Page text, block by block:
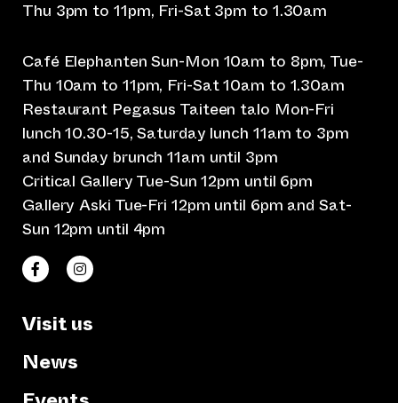
Thu 3pm to 11pm, Fri-Sat 3pm to 1.30am
Café Elephanten Sun-Mon 10am to 8pm, Tue-
Thu 10am to 11pm, Fri-Sat 10am to 1.30am
Restaurant Pegasus Taiteen talo Mon-Fri
lunch 10.30-15, Saturday lunch 11am to 3pm
and Sunday brunch 11am until 3pm
Critical Gallery Tue-Sun 12pm until 6pm
Gallery Aski Tue-Fri 12pm until 6pm and Sat-
Sun 12pm until 4pm
Taiteen talo Facebookissa
(opens an external website)
Taiteen talo Instagramissa
(opens an external website)
Visit us
News